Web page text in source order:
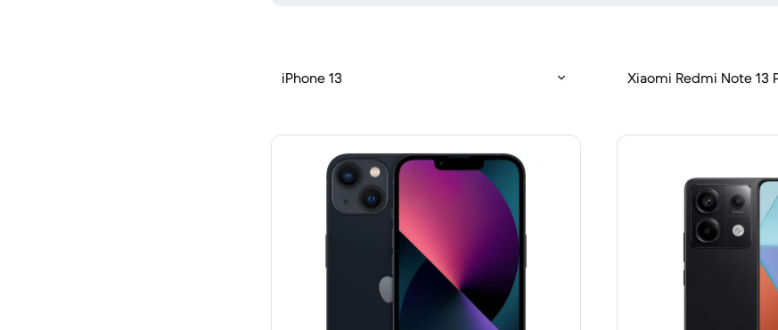
iPhone 13 Xiaomi Redmi Note 13